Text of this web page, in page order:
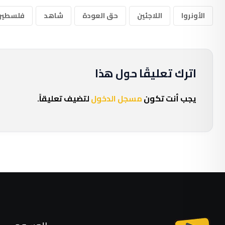
الأونروا اللاجئين حق العودة شاهد
اترك تعليقًا حول هذا
يجب أنت تكونمسجل الدخوللتضيف تعليقاً.